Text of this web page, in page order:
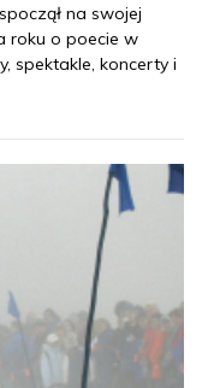
na swojej
roku o poecie w
spektakle, koncerty i